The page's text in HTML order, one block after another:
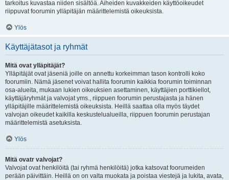
tarkoitus kuvastaa niiden sisältöä. Aiheiden kuvakkeiden käyttöoikeudet
riippuvat foorumin ylläpitäjän määrittelemistä oikeuksista.
Ylös
Käyttäjätasot ja ryhmät
Mitä ovat ylläpitäjät?
Ylläpitäjät ovat jäseniä joille on annettu korkeimman tason kontrolli koko
foorumiin. Nämä jäsenet voivat hallita foorumin kaikkia foorumin toiminnan
osa-alueita, mukaan lukien oikeuksien asettaminen, käyttäjien porttikiellot,
käyttäjäryhmät ja valvojat yms., riippuen foorumin perustajasta ja hänen
ylläpitäjille määrittelemistä oikeuksista. Heillä saattaa olla myös täydet
valvojan oikeudet kaikilla keskustelualueilla, riippuen foorumin perustajan
määrittelemistä asetuksista.
Ylös
Mitä ovatr valvojat?
Valvojat ovat henkilöitä (tai ryhmä henkilöitä) jotka katsovat foorumeiden
perään päivittäin. Heillä on on valta muokata ja poistaa viestejä ja lukita, avata,